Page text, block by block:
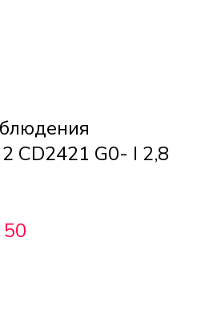
CD2421 G0- I 2,8